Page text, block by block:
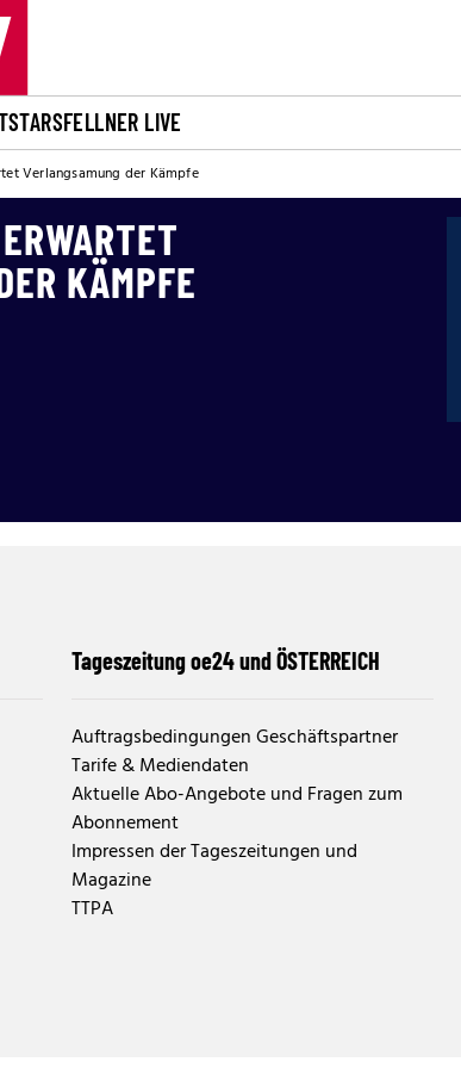
STARSFELLNER LIVE
Verlangsamung der Kämpfe
KÄMPFE
Tageszeitung oe24 und ÖSTERREICH
Auftragsbedingungen Geschäftspartner
Tarife & Mediendaten
Aktuelle Abo-Angebote und Fragen zum
Abonnement
Impressen der Tageszeitungen und
Magazine
TTPA